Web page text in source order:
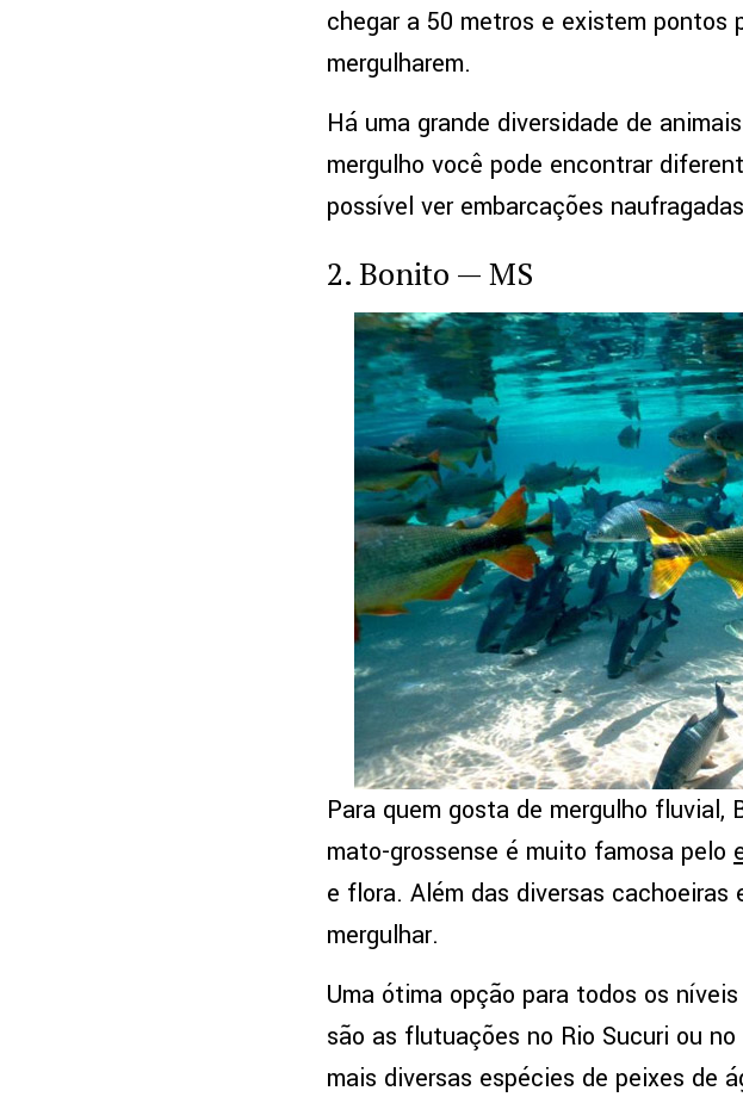
chegar a 50 metros e existem
mergulharem.
Há uma grande diversidade de
mergulho você pode encontrar
possível ver embarcações
2. Bonito — MS
Para quem gosta de mergulho
mato-grossense é muito famosa pelo
e flora. Além das diversas cachoeiras
mergulhar.
Uma ótima opção para todos os
são as flutuações no Rio Sucuri ou
mais diversas espécies de peixes de